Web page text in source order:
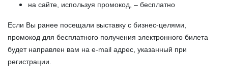
на сайте, используя промокод, – бесплатно
Если Вы ранее посещали выставку c бизнес-целями,
промокод для бесплатного получения электронного билета
будет направлен вам на e-mail адрес, указанный при
регистрации.